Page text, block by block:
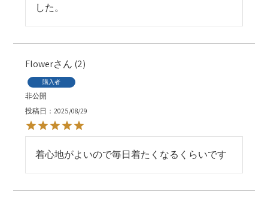
した。
Flower 2
購入者
非公開
投稿日
2025/08/29
着心地がよいので毎日着たくなるくらいです